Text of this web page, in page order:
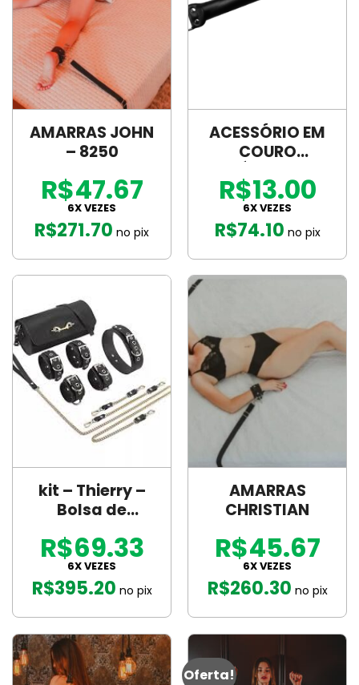
AMARRAS JOHN
– 8250
R$271.70 no pix
R$47.67
6X VEZES
ACESSÓRIO EM
COURO
R$74.10 no pix
R$13.00
6X VEZES
kit – Thierry –
Bolsa de
algemas e
coleira com
corrente – SI:
R$395.20 no pix
R$69.33
6X VEZES
AMARRAS
CHRISTIAN
R$260.30 no pix
R$45.67
6X VEZES
Oferta!